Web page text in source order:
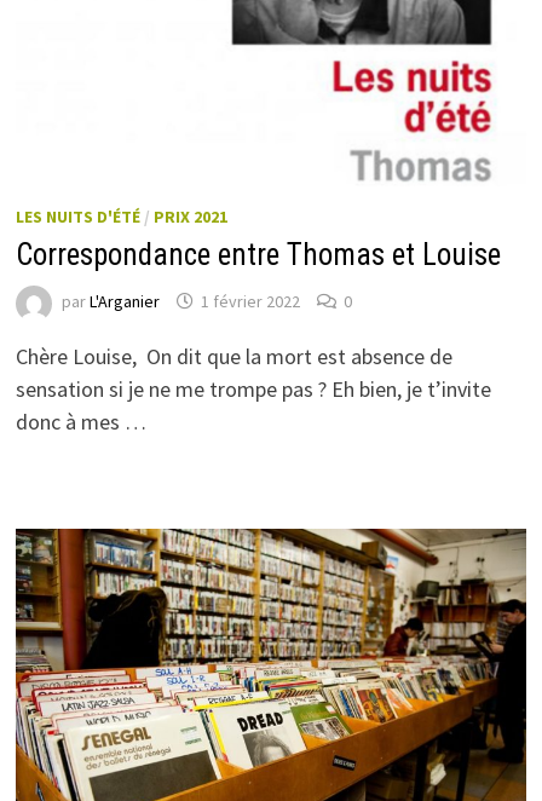
LES NUITS D'ÉTÉ/ PRIX 2021
Correspondance entre Thomas et Louise
parL'Arganier 1 février 2022 0
Chère Louise, On dit que la mort est absence de
sensation si je ne me trompe pas ? Eh bien, je t’invite
donc à mes …